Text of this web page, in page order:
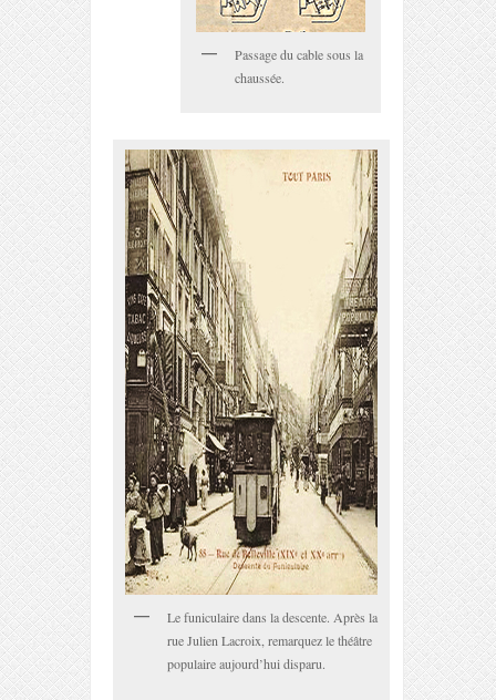
Passage du cable sous la
chaussée.
Le funiculaire dans la descente. Après la
rue Julien Lacroix, remarquez le théâtre
populaire aujourd’hui disparu.